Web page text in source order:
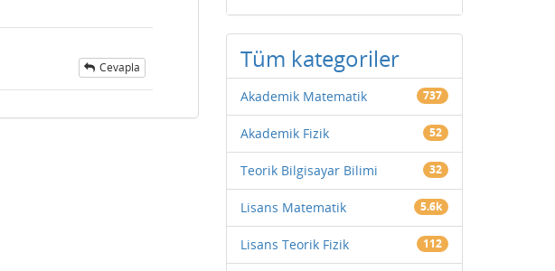
Cevapla Tüm kategoriler
Akademik Matematik 737
Akademik Fizik 52
Teorik Bilgisayar Bilimi 32
Lisans Matematik 5.6k
Lisans Teorik Fizik 112